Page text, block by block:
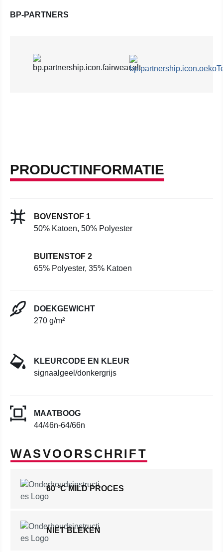
BP-PARTNERS
PRODUCTINFORMATIE
BOVENSTOF 1
50% Katoen, 50% Polyester
BUITENSTOF 2
65% Polyester, 35% Katoen
DOEKGEWICHT
270 g/m²
KLEURCODE EN KLEUR
signaalgeel/donkergrijs
MAATBOOG
44/46n-64/66n
WASVOORSCHRIFT
60 °C MILD PROCES
NIET BLEKEN